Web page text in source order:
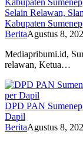
Selain Relawan,
Kabupaten Sumenep
BeritaAgustus 8,
Mediapribumi.id,
relawan, Ketua…
DPD PAN
Dapil
BeritaAgustus 8,